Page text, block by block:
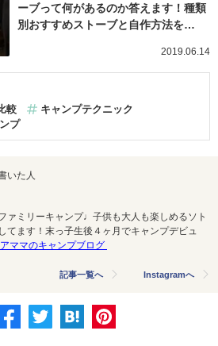
ーブって何があるのか答えます！種類
別おすすめストーブと自作方法を…
2019.06.14
較
キャンプテクニック
プ
いた人
ァミリーキャンプ♩子供も大人も楽しめるソト
てます！末っ子生後４ヶ月でキャンプデビュ
ママのキャンプブログ
記事一覧へ Instagramへ